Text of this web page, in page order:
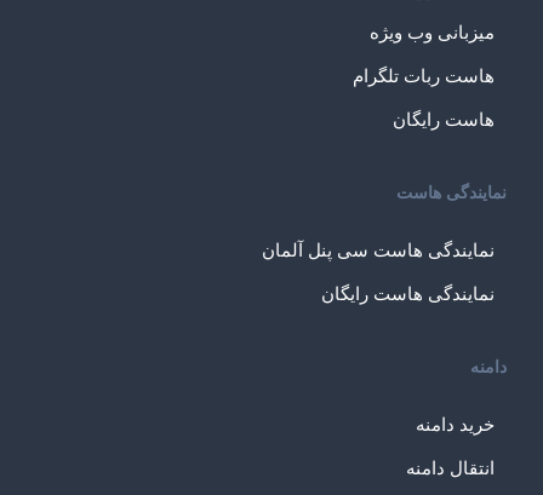
میزبانی وب ویژه
هاست ربات تلگرام
هاست رایگان
نمایندگی هاست
نمایندگی هاست سی پنل آلمان
نمایندگی هاست رایگان
دامنه
خرید دامنه
انتقال دامنه